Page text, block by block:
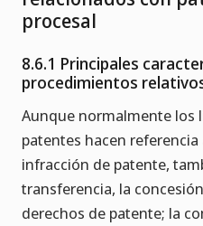
procesal
8.6.1 Principales
procedimientos
Aunque normalmente los
patentes hacen
infracción de patente,
transferencia, la
derechos de patente; la